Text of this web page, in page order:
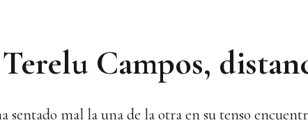
Campos,
sentado mal la una de la otra en su tenso